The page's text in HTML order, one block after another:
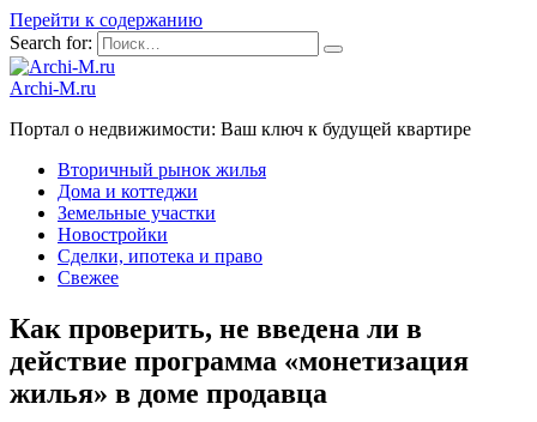
Перейти к содержанию
Search for:
Archi-M.ru
Портал о недвижимости: Ваш ключ к будущей квартире
Вторичный рынок жилья
Дома и коттеджи
Земельные участки
Новостройки
Сделки, ипотека и право
Свежее
Как проверить, не введена ли в
действие программа «монетизация
жилья» в доме продавца